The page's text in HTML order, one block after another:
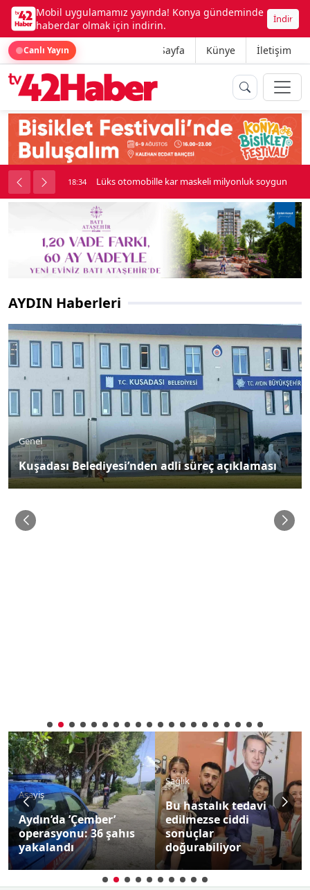
Mobil uygulamamız yayında! Konya gündeminde
haberdar olmak için indirin.
İndir
Canlı Yayın Ana Sayfa Künye İletişim
kavga çıktı 18:34 Lüks otomobille kar maskeli milyonluk soygun
AYDIN Haberleri
Genel
Kuşadası Belediyesi’nden adli süreç açıklaması
Asayiş
Aydın’da ’Çember’
operasyonu: 36 şahıs
yakalandı
Sağlık
Bu hastalık tedavi
edilmezse ciddi
sonuçlar
doğurabiliyor